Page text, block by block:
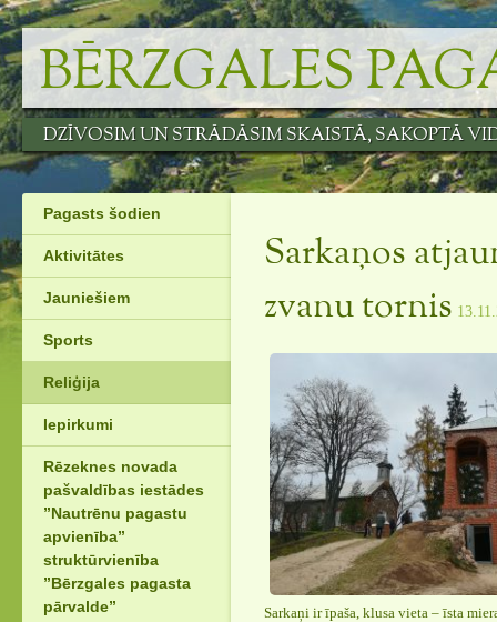
Skip
content
BĒRZGALES
DZĪVOSIM UN STRĀDĀSIM SKAISTĀ, SAKOPTĀ
Pagasts šodien
Aktivitātes
Jauniešiem
Sports
Reliģija
Iepirkumi
Rēzeknes novada
pašvaldības iestādes
”Nautrēnu pagastu
apvienība”
struktūrvienība
”Bērzgales pagasta
pārvalde”
Sarkaņos
zvanu tornis
Sarkaņi ir īpaša, klusa vieta – īsta